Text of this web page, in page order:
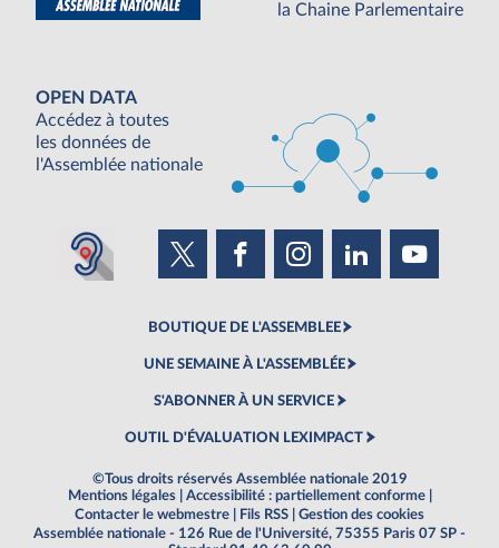
la Chaine Parlementaire
OPEN DATA
Accédez à toutes
les données de
l'Assemblée nationale
BOUTIQUE DE L'ASSEMBLEE
UNE SEMAINE À L'ASSEMBLÉE
S'ABONNER À UN SERVICE
OUTIL D'ÉVALUATION LEXIMPACT
©Tous droits réservés Assemblée nationale 2019
Mentions légales
Accessibilité : partiellement conforme
Contacter le webmestre
Fils RSS
Gestion des cookies
Assemblée nationale - 126 Rue de l'Université, 75355 Paris 07 SP -